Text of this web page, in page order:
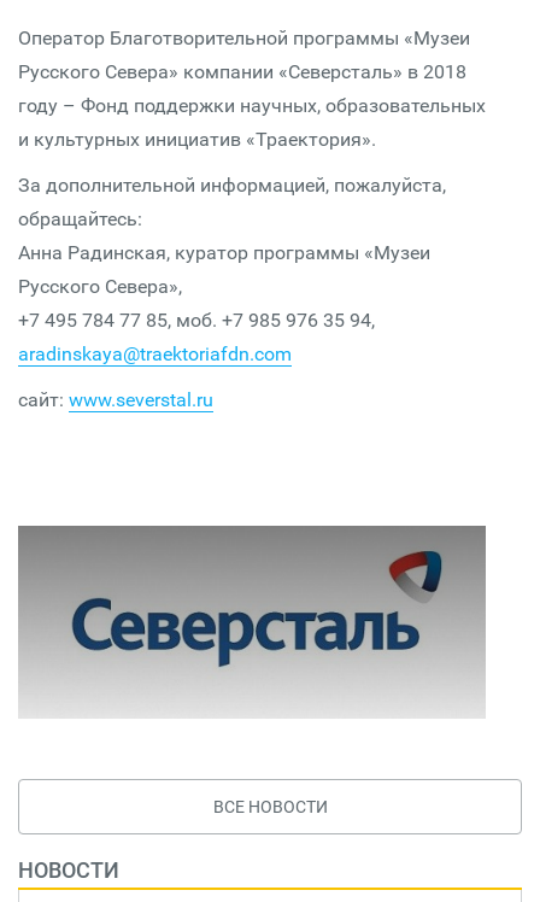
Оператор Благотворительной программы «Музеи
Русского Севера» компании «Северсталь» в 2018
году – Фонд поддержки научных, образовательных
и культурных инициатив «Траектория».
За дополнительной информацией, пожалуйста,
обращайтесь:
Анна Радинская, куратор программы «Музеи
Русского Севера»,
+7 495 784 77 85, моб. +7 985 976 35 94,
aradinskaya@traektoriafdn.com
сайт: www.severstal.ru
ВСЕ НОВОСТИ
НОВОСТИ